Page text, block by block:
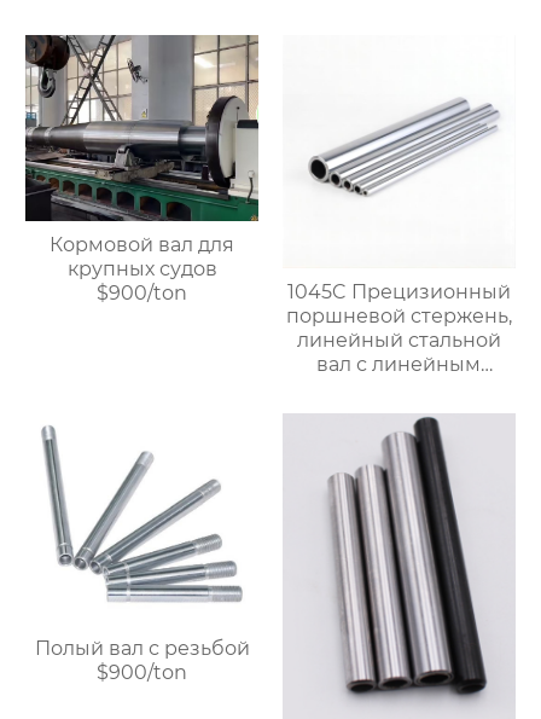
Кормовой вал для
крупных судов
$900/ton
1045C Прецизионный
поршневой стержень,
линейный стальной
вал с линейным
жесткий
хромированный
полый вал $900/ton
Полый вал с резьбой
$900/ton